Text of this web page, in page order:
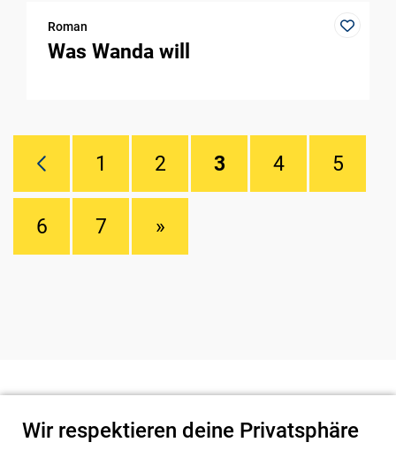
Roman
Was Wanda will
1 2 3 4 5
6 7 »
Wir respektieren deine Privatsphäre